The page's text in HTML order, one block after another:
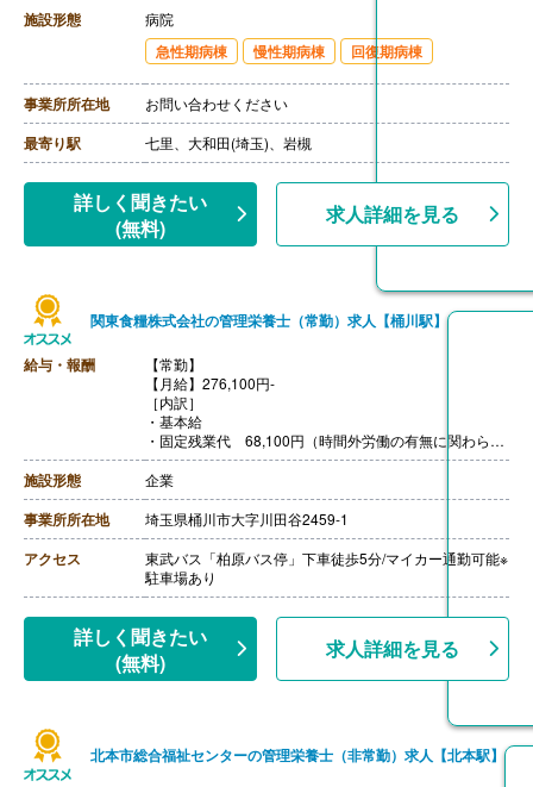
［その他手当］
・住宅手当 13,000円-24,000円
・家族手当 配偶者16,000円、子5,000円、他2,000円
【通勤手当】あり
【昇給】あり
施設形態 病院
急性期病棟 慢性期病棟 回復期病棟
事業所所在地 お問い合わせください
最寄り駅 七里、大和田(埼玉)、岩槻
詳しく聞きたい
(無料)
求人詳細を見る
関東食糧株式会社の管理栄養士（常勤）求人【桶川駅】
給与・報酬
【常勤】
【月給】276,100円-
［内訳］
・基本給
・固定残業代 68,100円（時間外労働の有無に関わらず
支給。45時間を超える場合は追加支給。）
・資格手当
※経験・能力などを考慮のうえ決定します。
【賞与】年2回（計1.67ヶ月分）※成績に応じて変動あり
※初年度に関しては別途規定あり
【昇給】あり
【退職金】あり
施設形態 企業
事業所所在地 埼玉県桶川市大字川田谷2459-1
アクセス
東武バス「柏原バス停」下車徒歩5分/マイカー通勤可能※
駐車場あり
詳しく聞きたい
(無料)
求人詳細を見る
北本市総合福祉センターの管理栄養士（非常勤）求人【北本駅】